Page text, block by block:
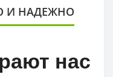
И НАДЕЖНО
нас